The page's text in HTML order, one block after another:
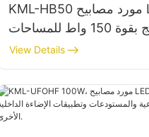
KML-HB50 مورد مصابيح LED عالية
الخليج بقوة 150 واط للمساحات
الداخلية مثل ورش الإصلاح
والمستودعات.
View Details